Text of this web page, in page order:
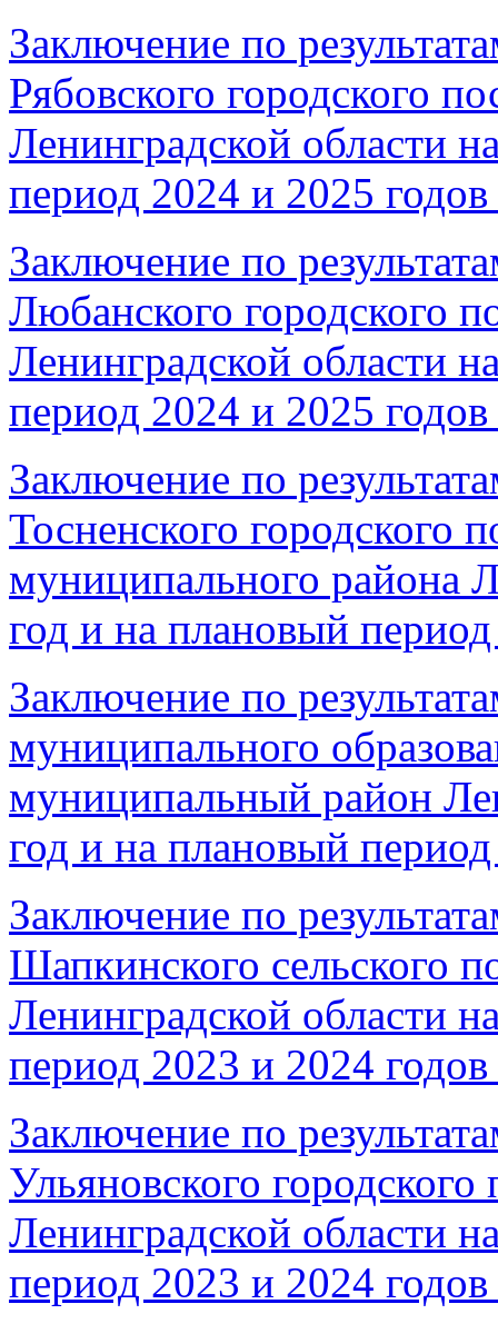
Заключение по
Рябовского городского
Ленинградской области
период 2024 и 2025
Заключение по
Любанского городского
Ленинградской области
период 2024 и 2025
Заключение по
Тосненского городского
муниципального района
год и на плановый
Заключение по
муниципального
муниципальный район
год и на плановый
Заключение по
Шапкинского сельского
Ленинградской области
период 2023 и 2024
Заключение по
Ульяновского
Ленинградской области
период 2023 и 2024